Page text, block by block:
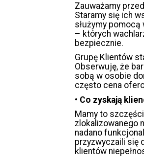
Zauważamy
Staramy się ich
służymy
– których
bezpiecznie.
Grupę Klientów
Obserwuję, że
sobą w osobie
często cena
• Co zyskają
Mamy to
zlokalizowanego
nadano
przyzwyczaili się
klientów